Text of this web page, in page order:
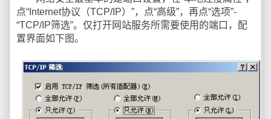
点“Internet协议（TCP/IP）”，点“高级”，再点“选项”-
“TCP/IP筛选”。仅打开网站服务所需要使用的端口，配
置界面如下图。